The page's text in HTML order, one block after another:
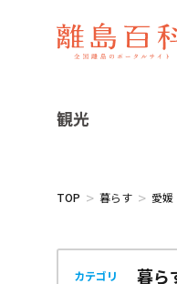
観光
TOP 暮らす 愛媛
カテゴリ